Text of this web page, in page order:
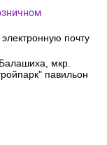
почту
мкр.
павильон